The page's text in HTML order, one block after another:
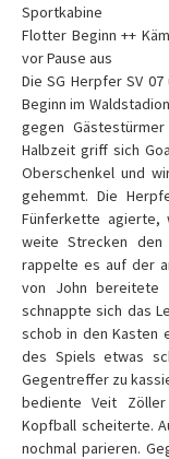
Sportkabine
Flotter Beginn ++
vor Pause aus
Die SG Herpfer SV
Beginn im
gegen
Halbzeit griff sich
Oberschenkel und
gehemmt. Die
Fünferkette agierte,
weite Strecken den
rappelte es auf der
von John bereitete
schnappte sich das
schob in den Kasten
des Spiels etwas
Gegentreffer zu
bediente Veit
Kopfball scheiterte.
nochmal parieren.